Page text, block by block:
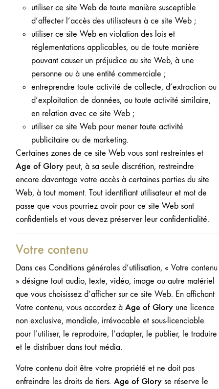
utiliser ce site Web de toute manière susceptible
d’affecter l’accès des utilisateurs à ce site Web ;
utiliser ce site Web en violation des lois et
réglementations applicables, ou de toute manière
pouvant causer un préjudice au site Web, à une
personne ou à une entité commerciale ;
entreprendre toute activité de collecte, d’extraction ou
d’exploitation de données, ou toute activité similaire,
en relation avec ce site Web ;
utiliser ce site Web pour mener toute activité
publicitaire ou de marketing.
Certaines zones de ce site Web vous sont restreintes et
Age of Glory peut, à sa seule discrétion, restreindre
encore davantage votre accès à certaines parties du site
Web, à tout moment. Tout identifiant utilisateur et mot de
passe que vous pourriez avoir pour ce site Web sont
confidentiels et vous devez préserver leur confidentialité.
Votre contenu
Dans ces Conditions générales d’utilisation, « Votre contenu
» désigne tout audio, texte, vidéo, image ou autre matériel
que vous choisissez d’afficher sur ce site Web. En affichant
Votre contenu, vous accordez à Age of Glory une licence
non exclusive, mondiale, irrévocable et sous-licenciable
pour l’utiliser, le reproduire, l’adapter, le publier, le traduire
et le distribuer dans tout média.
Votre contenu doit être votre propriété et ne doit pas
enfreindre les droits de tiers. Age of Glory se réserve le